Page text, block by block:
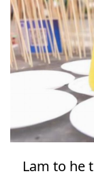
Lam to he